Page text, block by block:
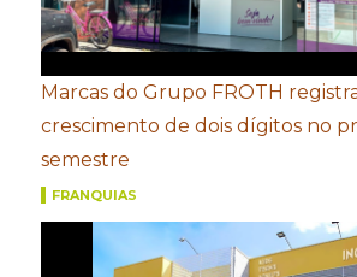
Marcas do Grupo FROTH
crescimento de dois dígitos no
semestre
FRANQUIAS